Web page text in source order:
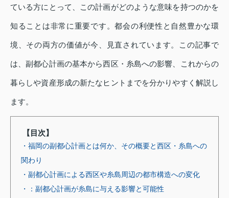
ている方にとって、この計画がどのような意味を持つのかを
知ることは非常に重要です。都会の利便性と自然豊かな環
境、その両方の価値が今、見直されています。この記事で
は、副都心計画の基本から西区・糸島への影響、これからの
暮らしや資産形成の新たなヒントまでを分かりやすく解説し
ます。
【目次】
・福岡の副都心計画とは何か、その概要と西区・糸島への
関わり
・副都心計画による西区や糸島周辺の都市構造への変化
・：副都心計画が糸島に与える影響と可能性